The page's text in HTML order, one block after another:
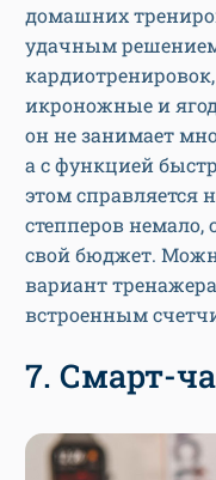
домашних
удачным
икроножные и
он не занимает
а с функцией
этом справляется
степперов немало,
свой бюджет.
вариант
встроенным
7. Смарт-